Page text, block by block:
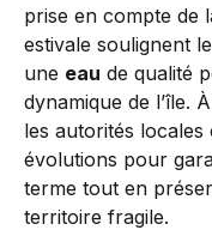
prise en compte de
estivale soulignent
une eau de qualité
dynamique de l’île.
les autorités
évolutions pour
terme tout en
territoire fragile.